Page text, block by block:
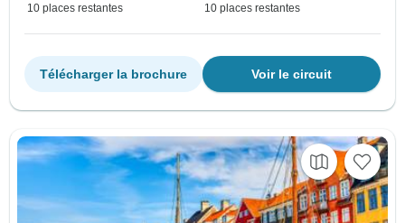
10 places restantes 10 places restantes
Voir le circuit
Télécharger la brochure